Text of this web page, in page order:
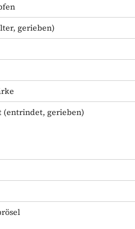
gerieben)
(entrindet, gerieben)